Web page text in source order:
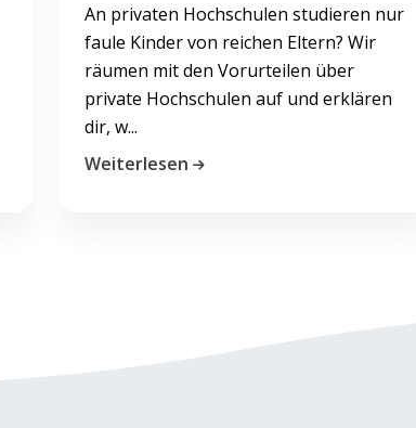
An privaten Hochschulen studieren nur
faule Kinder von reichen Eltern? Wir
räumen mit den Vorurteilen über
private Hochschulen auf und erklären
dir, w...
Weiterlesen